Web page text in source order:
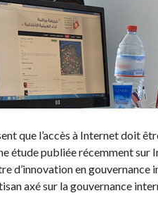
que l’accès à Internet doit
étude publiée récemment
d’innovation en
axé sur la gouvernance